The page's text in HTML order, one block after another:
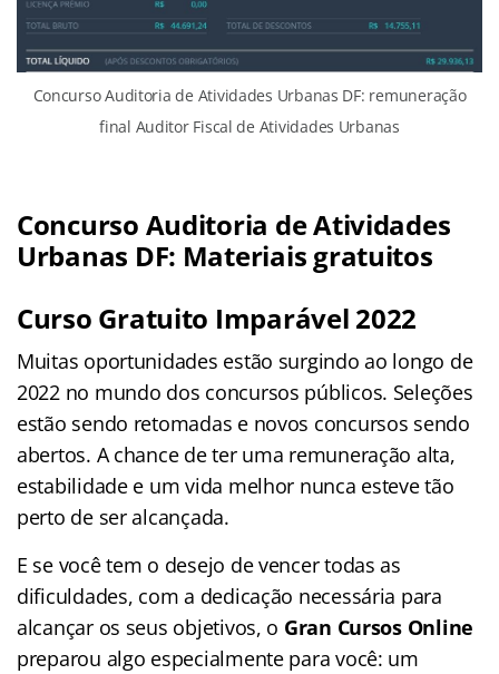
Concurso Auditoria de Atividades Urbanas DF: remuneração
final Auditor Fiscal de Atividades Urbanas
Concurso Auditoria de Atividades
Urbanas DF: Materiais gratuitos
Curso Gratuito Imparável 2022
Muitas oportunidades estão surgindo ao longo de
2022 no mundo dos concursos públicos. Seleções
estão sendo retomadas e novos concursos sendo
abertos. A chance de ter uma remuneração alta,
estabilidade e um vida melhor nunca esteve tão
perto de ser alcançada.
E se você tem o desejo de vencer todas as
dificuldades, com a dedicação necessária para
alcançar os seus objetivos, o Gran Cursos Online
preparou algo especialmente para você: um